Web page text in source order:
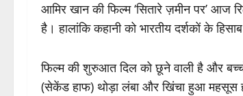
आमिर खान की फिल्म ‘सितारे ज़मीन पर’ आज
है। हालांकि कहानी को भारतीय दर्शकों के
फिल्म की शुरुआत दिल को छूने वाली है और
(सेकेंड हाफ) थोड़ा लंबा और खिंचा हुआ महसूस